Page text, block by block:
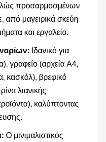
προσαρμοσμένων
από μαγειρικά σκεύη
και εργαλεία.
​ Ιδανικό για
γραφείο (αρχεία A4,
κασκόλ), βρεφικό
λιανικής
καλύπτοντας
​ Ο μινιμαλιστικός